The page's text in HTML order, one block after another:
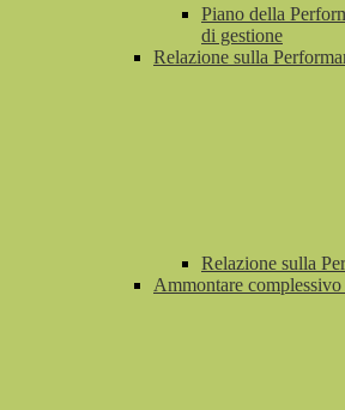
Piano della
di gestione
Relazione sulla
Relazione sulla
Ammontare